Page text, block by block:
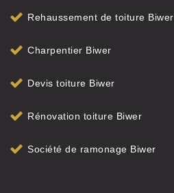
Rehaussement de toiture Biwer
Charpentier Biwer
Devis toiture Biwer
Rénovation toiture Biwer
Société de ramonage Biwer